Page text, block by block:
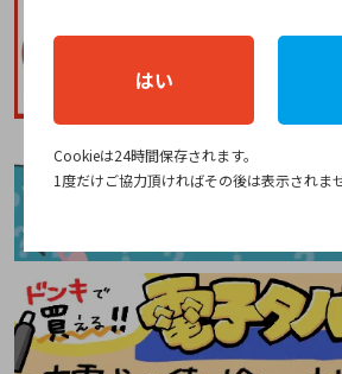
はい
Cookieは24時間保存されます。
1度だけご協力頂ければその後は表示されませ